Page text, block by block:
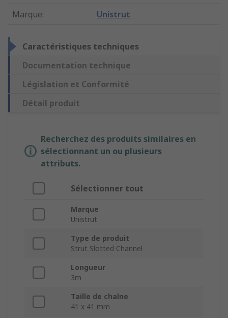
Marque: Unistrut
Caractéristiques techniques
Documentation technique
Législation et Conformité
Détail produit
Recherchez des produits similaires en
sélectionnant un ou plusieurs
attributs.
Sélectionner tout
Marque
Unistrut
Type de produit
Strut Slotted Channel
Longueur
3m
Taille de chaîne
41 x 41 mm